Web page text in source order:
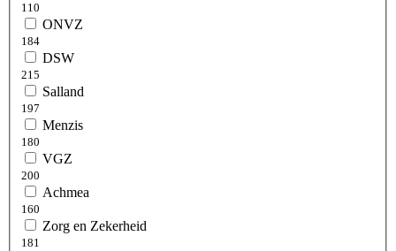
110
ONVZ
184
DSW
215
Salland
197
Menzis
180
VGZ
200
Achmea
160
Zorg en Zekerheid
181